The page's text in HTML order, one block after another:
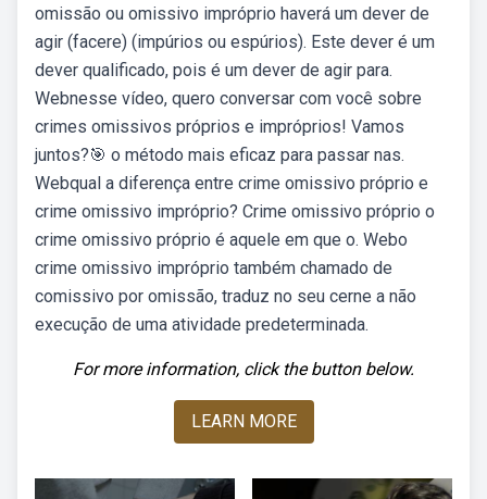
omissão ou omissivo impróprio haverá um dever de
agir (facere) (impúrios ou espúrios). Este dever é um
dever qualificado, pois é um dever de agir para.
Webnesse vídeo, quero conversar com você sobre
crimes omissivos próprios e impróprios! Vamos
juntos?🎯 o método mais eficaz para passar nas.
Webqual a diferença entre crime omissivo próprio e
crime omissivo impróprio? Crime omissivo próprio o
crime omissivo próprio é aquele em que o. Webo
crime omissivo impróprio também chamado de
comissivo por omissão, traduz no seu cerne a não
execução de uma atividade predeterminada.
For more information, click the button below.
LEARN MORE